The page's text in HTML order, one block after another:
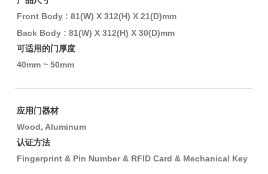
Front Body : 81(W) X 312(H) X 21(D)mm
Back Body : 81(W) X 312(H) X 30(D)mm
可适用的门厚度
40mm ~ 50mm
应用门器材
Wood, Aluminum
认证方法
Fingerprint & Pin Number & RFID Card & Mechanical Key